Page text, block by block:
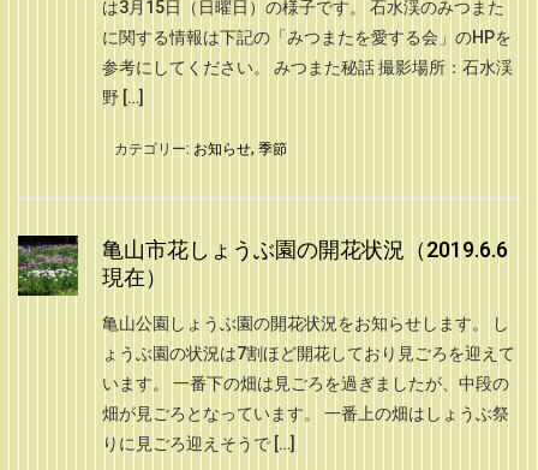
は3月15日（日曜日）の様子です。 石水渓のみつまた
に関する情報は下記の「みつまたを愛する会」のHPを
参考にしてください。 みつまた秘話 撮影場所：石水渓
野 […]
カテゴリー: お知らせ, 季節
亀山市花しょうぶ園の開花状況（2019.6.6
現在）
亀山公園しょうぶ園の開花状況をお知らせします。 し
ょうぶ園の状況は7割ほど開花しており見ごろを迎えて
います。 一番下の畑は見ごろを過ぎましたが、中段の
畑が見ごろとなっています。 一番上の畑はしょうぶ祭
りに見ごろ迎えそうで […]